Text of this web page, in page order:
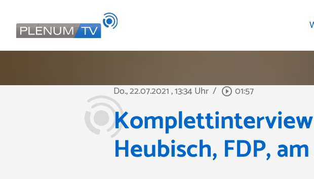
Do., 22.07.2021, 13:34 Uhr / play_circle_outline 01:57
Heubisch, FDP, am